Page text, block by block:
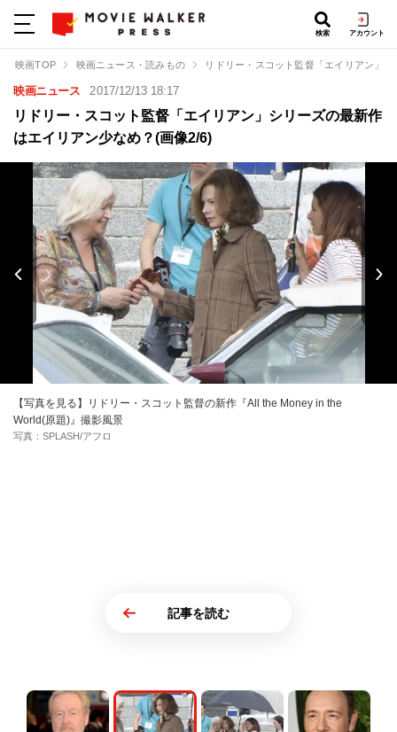
検索 アカウント
映画TOP 映画ニュース・読みもの リドリー・スコット監督「エイリアン」
映画ニュース 2017/12/13 18:17
リドリー・スコット監督「エイリアン」シリーズの最新作
はエイリアン少なめ？(画像2/6)
【写真を見る】リドリー・スコット監督の新作『All the Money in the
World(原題)』撮影風景
写真：SPLASH/アフロ
記事を読む